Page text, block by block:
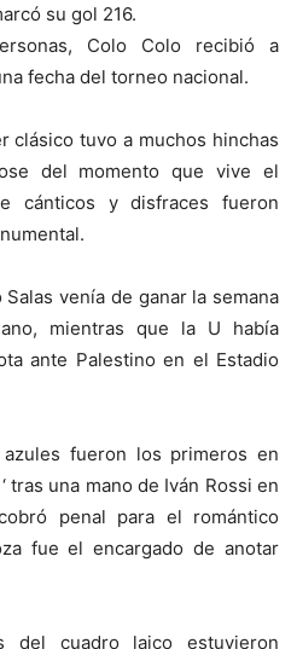
su gol 216.
Colo Colo recibió a
fecha del torneo nacional.
clásico tuvo a muchos hinchas
del momento que vive el
cánticos y disfraces fueron
venía de ganar la semana
mientras que la U había
ante Palestino en el Estadio
fueron los primeros en
tras una mano de Iván Rossi en
penal para el romántico
fue el encargado de anotar
del cuadro laico estuvieron